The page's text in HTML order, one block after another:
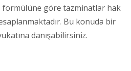
formülüne göre tazminatlar hak
Bu konuda bir
danışabilirsiniz.